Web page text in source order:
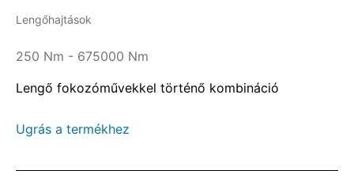
Lengőhajtások
250 Nm - 675000 Nm
Lengő fokozóművekkel történő kombináció
Ugrás a termékhez